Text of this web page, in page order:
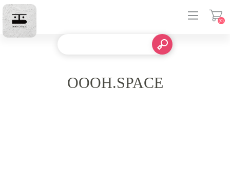
(0)
OOOH.SPACE